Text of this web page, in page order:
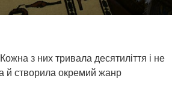
з них тривала десятиліття і не
й створила окремий жанр